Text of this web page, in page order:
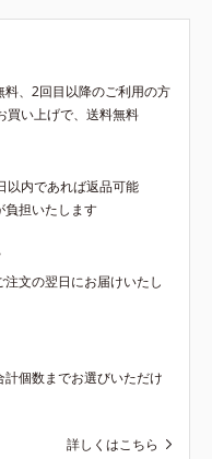
、2回目以降のご利用の方
買い上げで、送料無料
以内であれば返品可能
担いたします
文の翌日にお届けいたし
個数までお選びいただけ
詳しくはこちら